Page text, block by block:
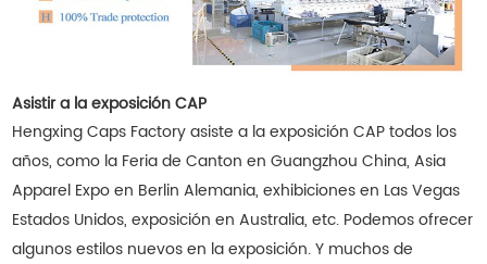
Asistir a la exposición CAP
Hengxing Caps Factory asiste a la exposición CAP todos los
años, como la Feria de Canton en Guangzhou China, Asia
Apparel Expo en Berlin Alemania, exhibiciones en Las Vegas
Estados Unidos, exposición en Australia, etc. Podemos ofrecer
algunos estilos nuevos en la exposición. Y muchos de